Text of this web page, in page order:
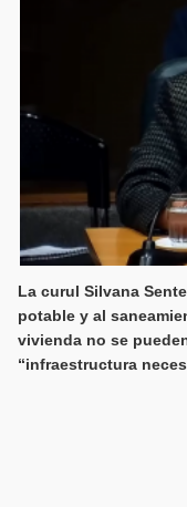
La curul Silvana
potable y al
vivienda no se
“infraestructura